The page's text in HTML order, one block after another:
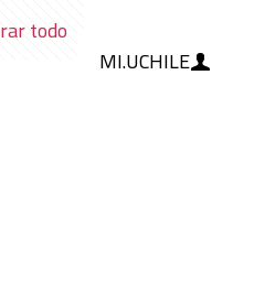
MI.UCHILE
todo